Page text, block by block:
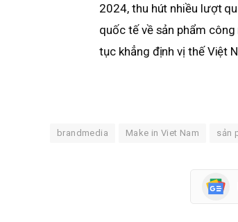
2024, thu hút nhiều lượt
quốc tế về sản phẩm
tục khẳng định vị thế Việt
brandmedia Make in Viet Nam sản